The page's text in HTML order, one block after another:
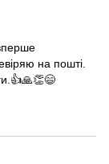
на пошті.